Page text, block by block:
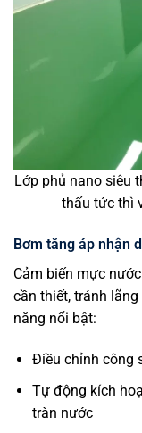
Lớp phủ nano siêu
thấu tức thì
Bơm tăng áp nhận
Cảm biến mực
cần thiết, tránh
năng nổi bật:
Điều chỉnh công
Tự động kích
tràn nước